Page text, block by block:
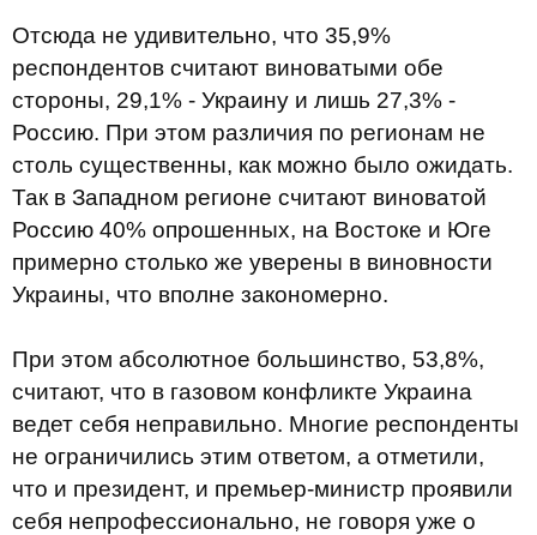
Отсюда не удивительно, что 35,9%
респондентов считают виноватыми обе
стороны, 29,1% - Украину и лишь 27,3% -
Россию. При этом различия по регионам не
столь существенны, как можно было ожидать.
Так в Западном регионе считают виноватой
Россию 40% опрошенных, на Востоке и Юге
примерно столько же уверены в виновности
Украины, что вполне закономерно.
При этом абсолютное большинство, 53,8%,
считают, что в газовом конфликте Украина
ведет себя неправильно. Многие респонденты
не ограничились этим ответом, а отметили,
что и президент, и премьер-министр проявили
себя непрофессионально, не говоря уже о